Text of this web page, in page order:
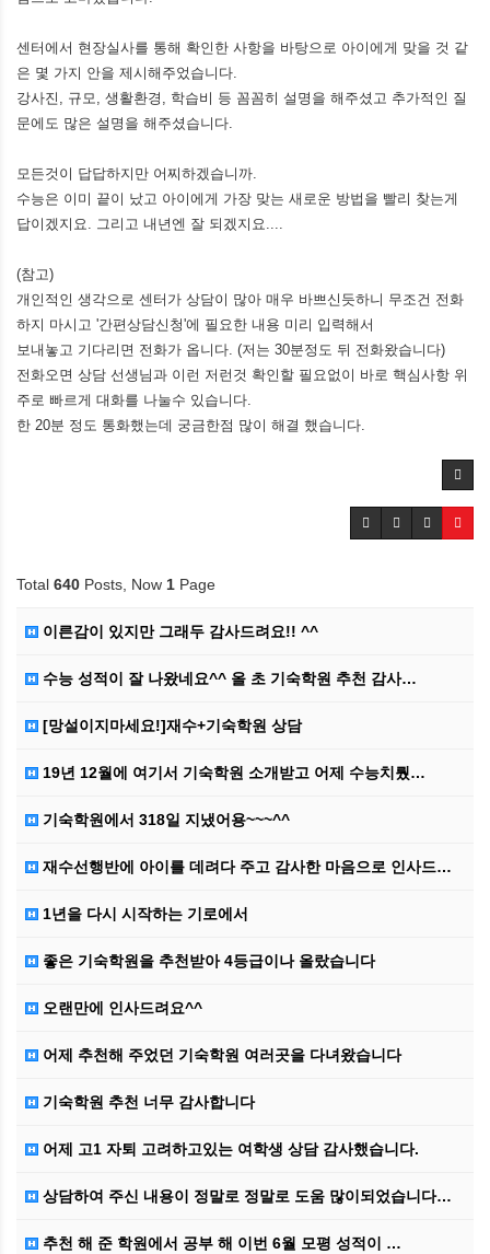
센터에서 현장실​사를 통해 확인한 사항을 바탕으로 아이에게 맞을 것 같
은 몇 가지 안을 제시해주었습니다.
강사진, 규모, 생활환경, ​학습비 등 꼼꼼히 설명을 해주셨고 추가적인 질
문에도 많은 설명을 해주셨습니다.
모든것이 답답하지만 ​어찌하겠습니까.
수능은 이미 끝이 났고 아이에게 가장 맞는 새로운 방법을 빨리 찾는게
답이겠지요. 그리고 내년엔 잘 되겠지요....
(참고)
개인적인 생각으로 센터가 상담이 많아 매우 바쁘신듯하니 무조건 전화
하지 마시고 '간편상담신청'에 필요한 내용 미리 입력해서
보내놓고 기다리면 전화가 옵니다. (저는 30분정도 뒤 전화왔습니다)
전화오면 상담 선생님과 이런 저런것 확인할 필요없이 바로 핵심사항 위
주로 빠르게 대화를 나눌수 있​습니다.
한 20분 정도 통화했는데 궁금한점 많이 해결 했습니다.
Total 640 Posts, Now 1 Page
이른감이 있지만 그래두 감사드려요!! ^^
수능 성적이 잘 나왔네요^^ 올 초 기숙학원 추천 감사…
[망설이지마세요!]재수+기숙학원 상담
19년 12월에 여기서 기숙학원 소개받고 어제 수능치뤘…
기숙학원에서 318일 지냈어용~~~^^
재수선행반에 아이를 데려다 주고 감사한 마음으로 인사드…
1년을 다시 시작하는 기로에서
좋은 기숙학원을 추천받아 4등급이나 올랐습니다
오랜만에 인사드려요^^
어제 추천해 주었던 기숙학원 여러곳을 다녀왔습니다
기숙학원 추천 너무 감사합니다
어제 고1 자퇴 고려하고있는 여학생 상담 감사했습니다.
상담하여 주신 내용이 정말로 정말로 도움 많이되었습니다…
추천 해 준 학원에서 공부 해 이번 6월 모평 성적이 …